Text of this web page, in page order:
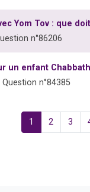
Yom Tov : que
n°86206
un enfant Chabbath
n°84385
1 2 3